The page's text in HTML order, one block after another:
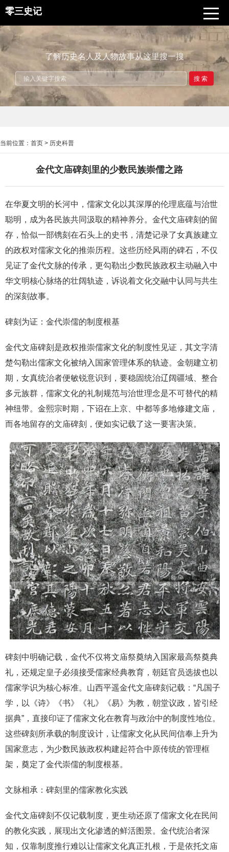
零三史记
了解历史名人及人物故事从这里搜一搜
搜索
当前位置： 首页 > 历史科普
金代文庙碑刻里的少数民族崇儒之路
在华夏文明的长河中，儒家文化以其深厚的伦理底蕴与治世
聪明，成为各民族共同汲取的精神养分。金代文庙碑刻的留
存，恰似一部镌刻在石头上的史书，清楚记录了女真族建立
的政权对儒家文化的推崇历程。这些历经风雨的碑石，不仅
见证了金代文脉的传承，更勾勒出少数民族政权主动融入中
华文明核心脉络的壮阔轨迹，诉说着文化交融中认同与共生
的深刻故事。
碑刻为证：金代崇儒的制度根基
金代文庙碑刻是政权推崇儒家文化的制度性见证，其文字清
楚勾勒出儒家文化被纳入国家管理体系的轨迹。金朝建立初
期，女真统治者便敏锐意识到，要稳固统治辽阔疆域、整合
多元族群，儒家文化的礼制规范与治世理念是不可替代的精
神纽带。金熙宗时期，下诏在上京、中都等多地修建文庙，
而各地留存的文庙碑刻，便如实记载了这一要害决策。
碑刻中明确记载，金代不仅将文庙祭奠纳入国家最高祭奠典
礼，还规定皇子必须接受儒家经典教育，朝廷官员选拔也以
儒家学识为核心标准。山西平遥金代文庙碑刻记载：“凡国子
学，以《诗》《书》《礼》《易》为教，朝堂议政，皆引经
据典”，直接印证了儒家文化在教育与政治中的制度性地位。
这些碑刻所承载的制度设计，让儒家文化从民间信奉上升为
国家意志，为少数民族政权构建起符合中原传统的管理框
架，奠定了金代崇儒的制度根基。
文脉相承：碑刻里的儒家教化实践
金代文庙碑刻不仅记载制度，更生动还原了儒家文化在民间
的教化实践，展现出文化渗透的鲜活图景。金代统治者深
知，仅靠制度推行难以让儒家文化真正扎根，于是依托文庙